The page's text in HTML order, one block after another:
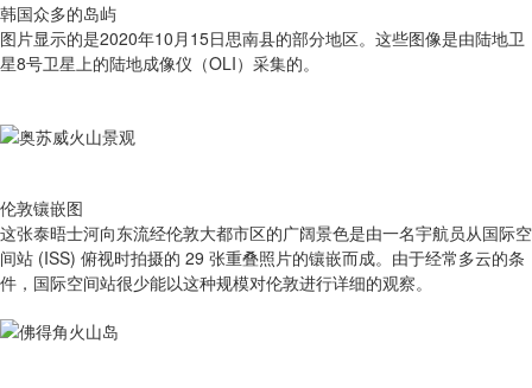
韩国众多的岛屿
图片显示的是2020年10月15日思南县的部分地区。这些图像是由陆地卫
星8号卫星上的陆地成像仪（OLI）采集的。
伦敦镶嵌图
这张泰晤士河向东流经伦敦大都市区的广阔景色是由一名宇航员从国际空
间站 (ISS) 俯视时拍摄的 29 张重叠照片的镶嵌而成。由于经常多云的条
件，国际空间站很少能以这种规模对伦敦进行详细的观察。